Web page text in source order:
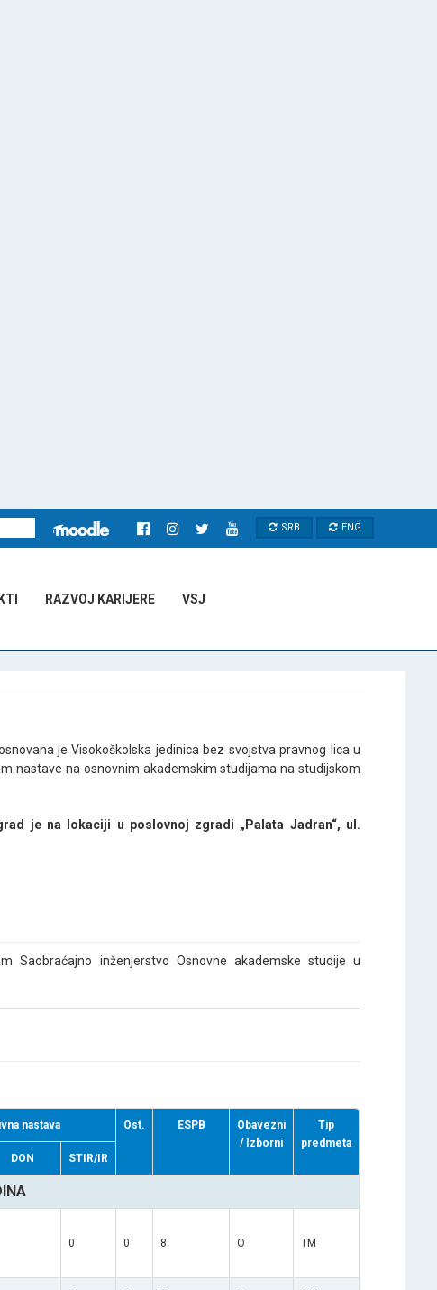
SRB ENG
RAZVOJ KARIJERE VSJ
je Visokoškolska jedinica bez svojstva pravnog lica u
nastave na osnovnim akademskim studijama na studijskom
je na lokaciji u poslovnoj zgradi „Palata Jadran“, ul.
Saobraćajno inženjerstvo Osnovne akademske studije u
nastava Ost. ESPB
Obavezni
/ Izborni
Tip
predmeta
DON STIR/IR
0 0 8 O TM